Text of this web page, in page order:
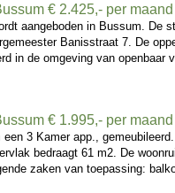
€ 2.425,- per maand
aangeboden in Bussum. De
Banisstraat 7. De
in de omgeving van openbaar
€ 1.995,- per maand
3 Kamer app.,
bedraagt 61 m2. De
zaken van toepassing: